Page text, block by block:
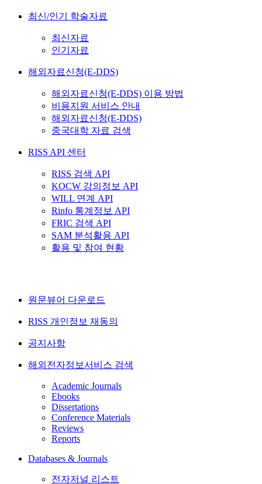
최신/인기 학술자료
최신자료
인기자료
해외자료신청(E-DDS)
해외자료신청(E-DDS) 이용 방법
비용지원 서비스 안내
해외자료신청(E-DDS)
중국대학 자료 검색
RISS API 센터
RISS 검색 API
KOCW 강의정보 API
WILL 연계 API
Rinfo 통계정보 API
FRIC 검색 API
SAM 분석활용 API
활용 및 참여 현황
원문뷰어 다운로드
RISS 개인정보 재동의
공지사항
해외전자정보서비스 검색
Academic Journals
Ebooks
Dissertations
Conference Materials
Reviews
Reports
Databases & Journals
전자저널 리스트